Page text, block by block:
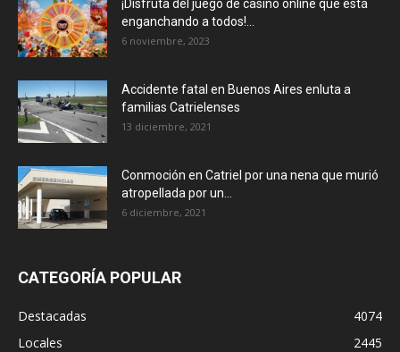
¡Disfruta del juego de casino online que está
enganchando a todos!...
6 noviembre, 2023
Accidente fatal en Buenos Aires enluta a
familias Catrielenses
13 diciembre, 2021
Conmoción en Catriel por una nena que murió
atropellada por un...
6 diciembre, 2021
CATEGORÍA POPULAR
Destacadas
4074
Locales
2445